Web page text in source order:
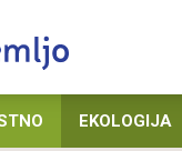
EKOLOGIJA